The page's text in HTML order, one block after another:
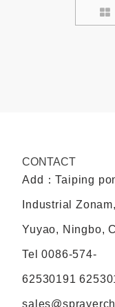
CONTACT
Add：Taiping
Industrial Zonam,
Yuyao, Ningbo,
Tel 0086-574-
62530191